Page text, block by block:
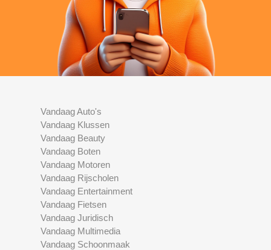
Vandaag Auto's
Vandaag Klussen
Vandaag Beauty
Vandaag Boten
Vandaag Motoren
Vandaag Rijscholen
Vandaag Entertainment
Vandaag Fietsen
Vandaag Juridisch
Vandaag Multimedia
Vandaag Schoonmaak